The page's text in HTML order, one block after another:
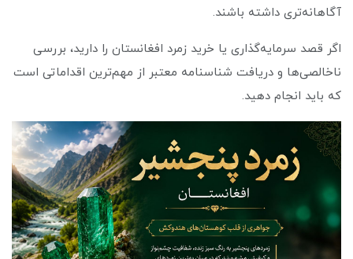
آگاهانه‌تری داشته باشند.
اگر قصد سرمایه‌گذاری یا خرید زمرد افغانستان را دارید، بررسی
ناخالصی‌ها و دریافت شناسنامه معتبر از مهم‌ترین اقداماتی است
که باید انجام دهید.